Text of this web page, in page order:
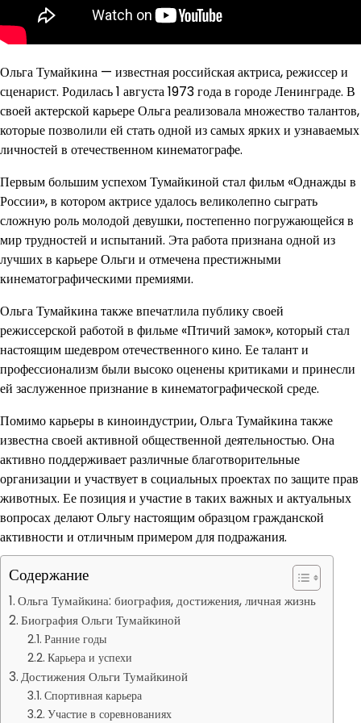
Ольга Тумайкина — известная российская актриса, режиссер и
сценарист. Родилась 1 августа 1973 года в городе Ленинграде. В
своей актерской карьере Ольга реализовала множество талантов,
которые позволили ей стать одной из самых ярких и узнаваемых
личностей в отечественном кинематографе.
Первым большим успехом Тумайкиной стал фильм «Однажды в
России», в котором актрисе удалось великолепно сыграть
сложную роль молодой девушки, постепенно погружающейся в
мир трудностей и испытаний. Эта работа признана одной из
лучших в карьере Ольги и отмечена престижными
кинематографическими премиями.
Ольга Тумайкина также впечатлила публику своей
режиссерской работой в фильме «Птичий замок», который стал
настоящим шедевром отечественного кино. Ее талант и
профессионализм были высоко оценены критиками и принесли
ей заслуженное признание в кинематографической среде.
Помимо карьеры в киноиндустрии, Ольга Тумайкина также
известна своей активной общественной деятельностью. Она
активно поддерживает различные благотворительные
организации и участвует в социальных проектах по защите прав
животных. Ее позиция и участие в таких важных и актуальных
вопросах делают Ольгу настоящим образцом гражданской
активности и отличным примером для подражания.
Содержание
Ольга Тумайкина: биография, достижения, личная жизнь
Биография Ольги Тумайкиной
Ранние годы
Карьера и успехи
Достижения Ольги Тумайкиной
Спортивная карьера
Участие в соревнованиях